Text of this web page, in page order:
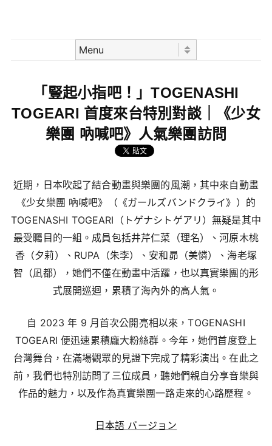
「豎起小指吧！」TOGENASHI
TOGEARI 首度來台特別對談｜《少女
樂團 吶喊吧》人氣樂團訪問
近期，日本吹起了結合動畫與樂團的風潮，其中來自動畫
《少女樂團 吶喊吧》（《ガールズバンドクライ》）的
TOGENASHI TOGEARI（トゲナシトゲアリ）無疑是其中
最受矚目的一組。成員包括井芹仁菜（理名）、河原木桃
香（夕莉）、RUPA（朱李）、安和昴（美憐）、海老塚
智（凪都），她們不僅在動畫中活躍，也以真實樂團的形
式展開巡迴，累積了海內外的高人氣。
自 2023 年 9 月首次公開亮相以來，TOGENASHI
TOGEARI 便迅速累積龐大粉絲群。今年，她們首度登上
台灣舞台，在滿場觀眾的見證下完成了精彩演出。在此之
前，我們也特別訪問了三位成員，聽她們親自分享音樂與
作品的魅力，以及作為真實樂團一路走來的心路歷程。
日本語 バージョン